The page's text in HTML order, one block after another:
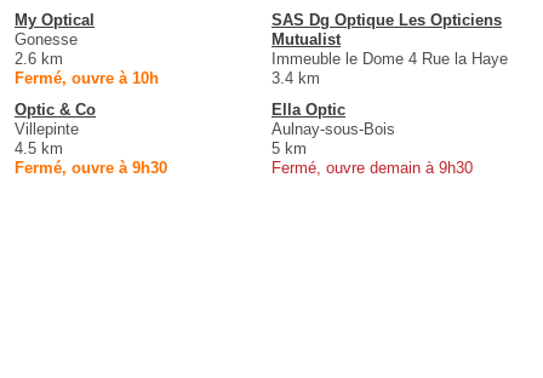
My Optical
Gonesse
2.6 km
Fermé, ouvre à 10h
SAS Dg Optique Les Opticiens
Mutualist
Immeuble le Dome 4 Rue la Haye
3.4 km
Optic & Co
Villepinte
4.5 km
Fermé, ouvre à 9h30
Ella Optic
Aulnay-sous-Bois
5 km
Fermé, ouvre demain à 9h30